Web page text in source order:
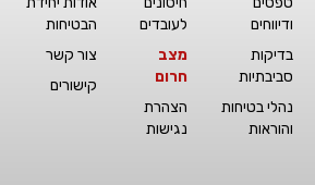
ודיווחים
בדיקות
סביבתיות
נהלי בטיחות
והוראות
לעובדים
מצב
חרום
הצהרת
נגישות
הבטיחות
צור קשר
קישורים